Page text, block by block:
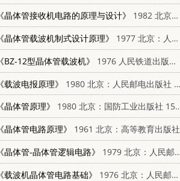
《晶体管接收机电路的原理与设计》
1982 北京：科学出版社 15031·386
《晶体管载波机制式设计原理》
1977 北京：人民邮电出版社
《BZ-12型晶体管载波机》
1976 人民铁道出版社 15043·4020
《载波电报原理》
1980 北京：人民邮电出版社 15045·24125173
《晶体管原理》
1980 北京：国防工业出版社 15034·2014
《晶体管电路原理》
1961 北京：高等教育出版社
《晶体管-晶体管逻辑电路》
1979 北京：人民邮电出版社 15045·总2300无670
《载波机晶体管电路基础》
1976 北京：人民邮电出版社 15045·总2068有524